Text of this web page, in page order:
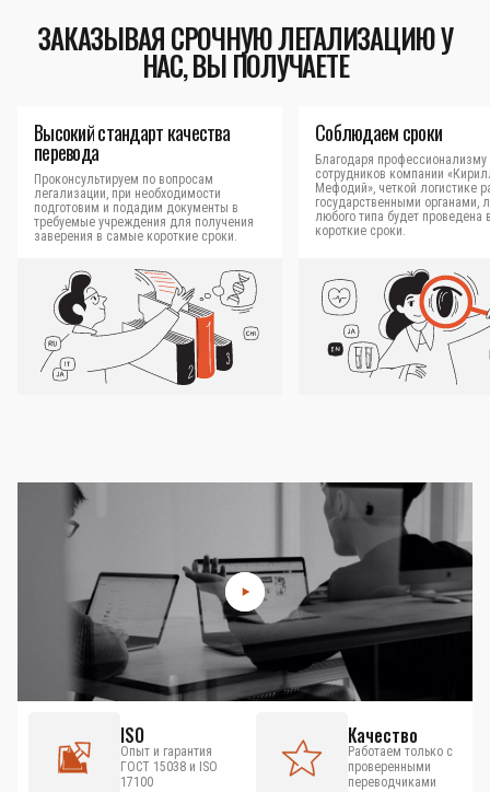
ЗАКАЗЫВАЯ СРОЧНУЮ ЛЕГАЛИЗАЦИЮ У
НАС, ВЫ ПОЛУЧАЕТЕ
Высокий стандарт качества
перевода
Проконсультируем по вопросам
легализации, при необходимости
подготовим и подадим документы в
требуемые учреждения для получения
заверения в самые короткие сроки.
Соблюдаем сроки
Благодаря профессионализму
сотрудников компании
Мефодий», четкой логистике
государственными органами,
любого типа будет проведена
короткие сроки.
ISO
Опыт и гарантия
ГОСТ 15038 и ISO
17100
Качество
Работаем только с
проверенными
переводчиками